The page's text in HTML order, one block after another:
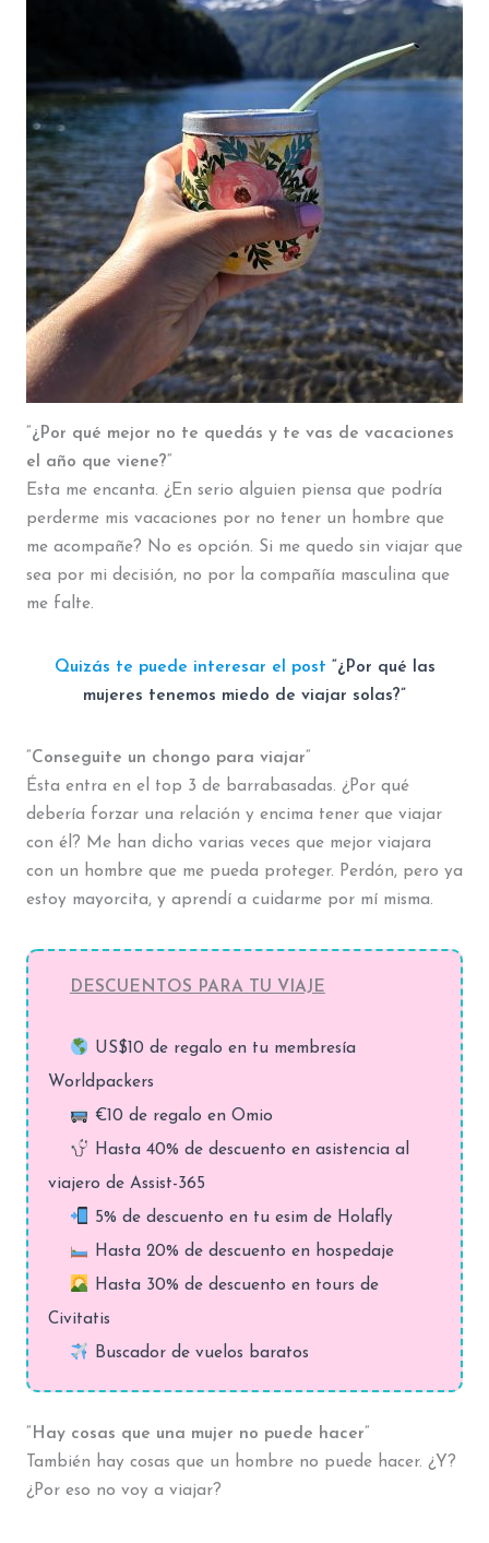
“¿Por qué mejor no te quedás y te vas de vacaciones
el año que viene?“
Esta me encanta. ¿En serio alguien piensa que podría
perderme mis vacaciones por no tener un hombre que
me acompañe? No es opción. Si me quedo sin viajar que
sea por mi decisión, no por la compañía masculina que
me falte.
Quizás te puede interesar el post “¿Por qué las
mujeres tenemos miedo de viajar solas?”
“Conseguite un chongo para viajar“
Ésta entra en el top 3 de barrabasadas. ¿Por qué
debería forzar una relación y encima tener que viajar
con él? Me han dicho varias veces que mejor viajara
con un hombre que me pueda proteger. Perdón, pero ya
estoy mayorcita, y aprendí a cuidarme por mí misma.
DESCUENTOS PARA TU VIAJE
US$10 de regalo en tu membresía
Worldpackers
€10 de regalo en Omio
Hasta 40% de descuento en asistencia al
viajero de Assist-365
5% de descuento en tu esim de Holafly
Hasta 20% de descuento en hospedaje
Hasta 30% de descuento en tours de
Civitatis
Buscador de vuelos baratos
“ Hay cosas que una mujer no puede hacer“
También hay cosas que un hombre no puede hacer. ¿Y?
¿Por eso no voy a viajar?